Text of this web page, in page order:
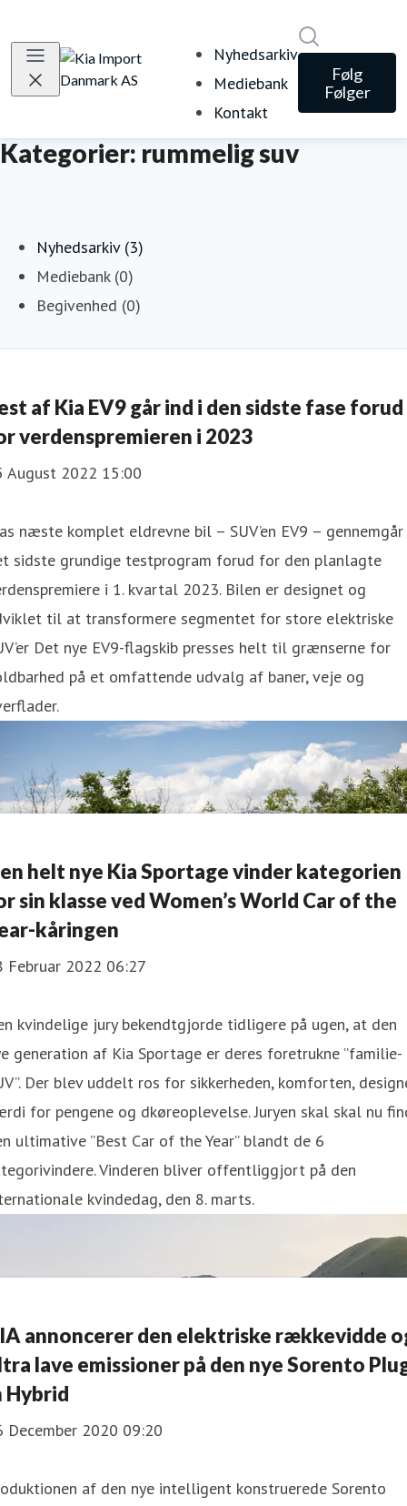
Nyhedsarkiv
Mediebank
Kontakt
Følg
Følger
Kategorier: rummelig suv
Nyhedsarkiv (3)
Mediebank (0)
Begivenhed (0)
af Kia EV9 går ind i den sidste fase forud
verdenspremieren i 2023
August 2022 15:00
næste komplet eldrevne bil – SUV’en EV9 – gennemgår
sidste grundige testprogram forud for den planlagte
i 1. kvartal 2023. Bilen er designet og
til at transformere segmentet for store elektriske
Det nye EV9-flagskib presses helt til grænserne for
på et omfattende udvalg af baner, veje og
helt nye Kia Sportage vinder kategorien
sin klasse ved Women’s World Car of the
kåringen
Februar 2022 06:27
kvindelige jury bekendtgjorde tidligere på ugen, at den
generation af Kia Sportage er deres foretrukne ”familie-
Der blev uddelt ros for sikkerheden, komforten,
for pengene og dkøreoplevelse. Juryen skal skal nu
ultimative ”Best Car of the Year” blandt de 6
Vinderen bliver offentliggjort på den
kvindedag, den 8. marts.
annoncerer den elektriske rækkevidde
lave emissioner på den nye Sorento
Hybrid
December 2020 09:20
af den nye intelligent konstruerede Sorento